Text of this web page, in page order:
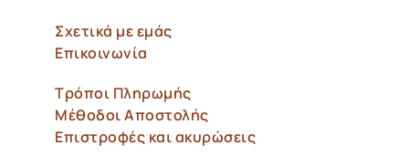
Σχετικά με εμάς
Επικοινωνία
Τρόποι Πληρωμής
Μέθοδοι Αποστολής
Επιστροφές και ακυρώσεις